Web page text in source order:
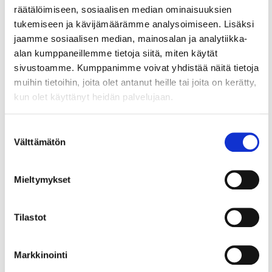
räätälöimiseen, sosiaalisen median ominaisuuksien
tukemiseen ja kävijämäärämme analysoimiseen. Lisäksi
jaamme sosiaalisen median, mainosalan ja analytiikka-
alan kumppaneillemme tietoja siitä, miten käytät
sivustoamme. Kumppanimme voivat yhdistää näitä tietoja
muihin tietoihin, joita olet antanut heille tai joita on kerätty,
kun olet käyttänyt heidän palvelujaan.
valinta
Välttämätön
Mieltymykset
Tilastot
Markkinointi
käytännön vinkkejä
liikesalaisuuksien suojaamiseen?
Mitä tarkoittaa liikesalaisuuden
kybervarkaus?
Liikesalaisuuksilla tarkoitetaan tietoa, joka on
arvokasta organisaatiollesi ja jonka paljastaminen
Aineeton omaisuus kasvun
nimi, tekniset keksinnöt tai menetelmät, muotoilut,